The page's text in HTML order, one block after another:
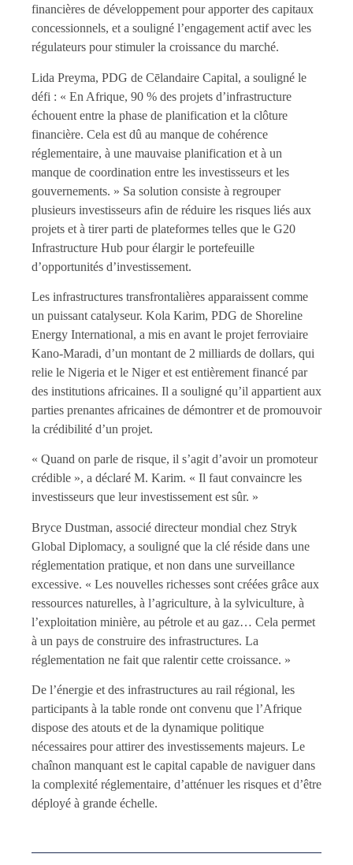
financières de développement pour apporter des capitaux
concessionnels, et a souligné l’engagement actif avec les
régulateurs pour stimuler la croissance du marché.
Lida Preyma, PDG de Cēlandaire Capital, a souligné le
défi : « En Afrique, 90 % des projets d’infrastructure
échouent entre la phase de planification et la clôture
financière. Cela est dû au manque de cohérence
réglementaire, à une mauvaise planification et à un
manque de coordination entre les investisseurs et les
gouvernements. » Sa solution consiste à regrouper
plusieurs investisseurs afin de réduire les risques liés aux
projets et à tirer parti de plateformes telles que le G20
Infrastructure Hub pour élargir le portefeuille
d’opportunités d’investissement.
Les infrastructures transfrontalières apparaissent comme
un puissant catalyseur. Kola Karim, PDG de Shoreline
Energy International, a mis en avant le projet ferroviaire
Kano-Maradi, d’un montant de 2 milliards de dollars, qui
relie le Nigeria et le Niger et est entièrement financé par
des institutions africaines. Il a souligné qu’il appartient aux
parties prenantes africaines de démontrer et de promouvoir
la crédibilité d’un projet.
« Quand on parle de risque, il s’agit d’avoir un promoteur
crédible », a déclaré M. Karim. « Il faut convaincre les
investisseurs que leur investissement est sûr. »
Bryce Dustman, associé directeur mondial chez Stryk
Global Diplomacy, a souligné que la clé réside dans une
réglementation pratique, et non dans une surveillance
excessive. « Les nouvelles richesses sont créées grâce aux
ressources naturelles, à l’agriculture, à la sylviculture, à
l’exploitation minière, au pétrole et au gaz… Cela permet
à un pays de construire des infrastructures. La
réglementation ne fait que ralentir cette croissance. »
De l’énergie et des infrastructures au rail régional, les
participants à la table ronde ont convenu que l’Afrique
dispose des atouts et de la dynamique politique
nécessaires pour attirer des investissements majeurs. Le
chaînon manquant est le capital capable de naviguer dans
la complexité réglementaire, d’atténuer les risques et d’être
déployé à grande échelle.